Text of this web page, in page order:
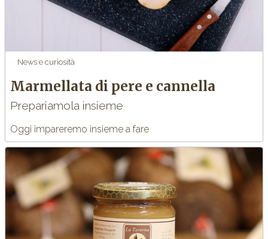
News e curiosità
Marmellata di pere e cannella
Prepariamola insieme
Oggi impareremo insieme a fare